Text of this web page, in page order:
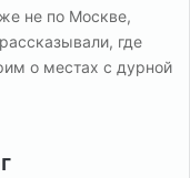
не по Москве,
где
о местах с дурной